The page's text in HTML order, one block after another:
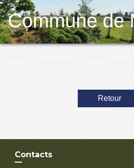
Commune de
Retour
Contacts